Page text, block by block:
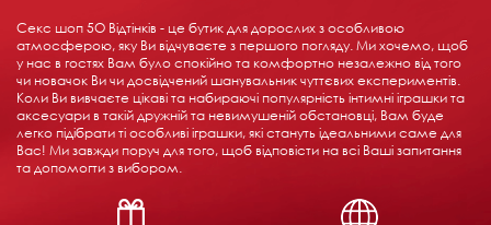
Секс шоп 5О Відтінків - це бутик для дорослих з особливою
атмосферою, яку Ви відчуваєте з першого погляду. Ми хочемо, щоб
у нас в гостях Вам було спокійно та комфортно незалежно від того
чи новачок Ви чи досвідчений шанувальник чуттєвих експериментів.
Коли Ви вивчаєте цікаві та набираючі популярність інтимні іграшки та
аксесуари в такій дружній та невимушеній обстановці, Вам буде
легко підібрати ті особливі іграшки, які стануть ідеальними саме для
Вас! Ми завжди поруч для того, щоб відповісти на всі Ваші запитання
та допомогти з вибором.